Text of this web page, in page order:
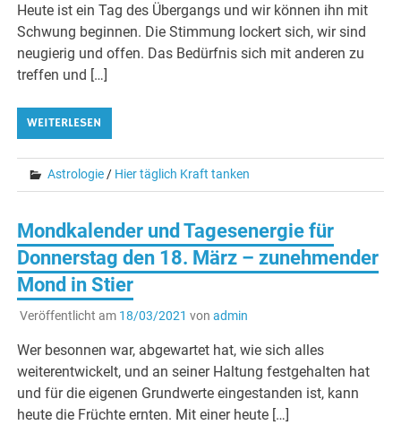
Heute ist ein Tag des Übergangs und wir können ihn mit
Schwung beginnen. Die Stimmung lockert sich, wir sind
neugierig und offen. Das Bedürfnis sich mit anderen zu
treffen und […]
WEITERLESEN
Astrologie / Hier täglich Kraft tanken
Mondkalender und Tagesenergie für
Donnerstag den 18. März – zunehmender
Mond in Stier
Veröffentlicht am 18/03/2021 von admin
Wer besonnen war, abgewartet hat, wie sich alles
weiterentwickelt, und an seiner Haltung festgehalten hat
und für die eigenen Grundwerte eingestanden ist, kann
heute die Früchte ernten. Mit einer heute […]